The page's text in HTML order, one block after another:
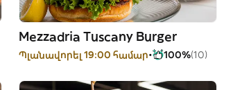
Mezzadria Tuscany Burger
Պլանավորել 19:00 համար 100%(10)